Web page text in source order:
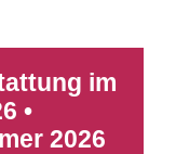
im
•
2026